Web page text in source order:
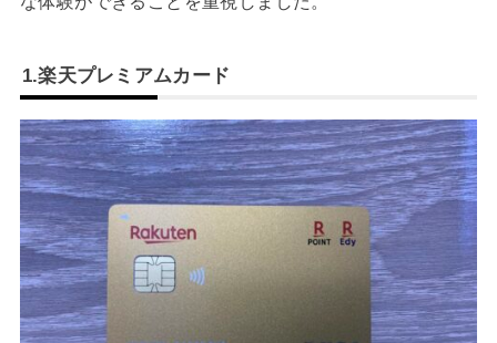
1.楽天プレミアムカード